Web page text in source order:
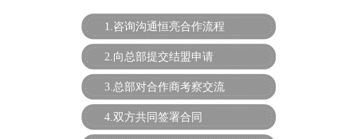
1.咨询沟通恒亮合作流程
2.向总部提交结盟申请
3.总部对合作商考察交流
4.双方共同签署合同